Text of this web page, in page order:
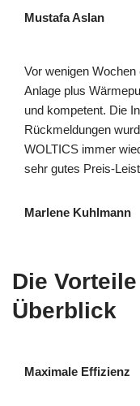
Mustafa Aslan
Vor wenigen
Anlage plus
und kompetent. Die
Rückmeldungen
WOLTICS immer
sehr gutes Preis-
Marlene Kuhlmann
Die
Überblick
Maximale Effizienz